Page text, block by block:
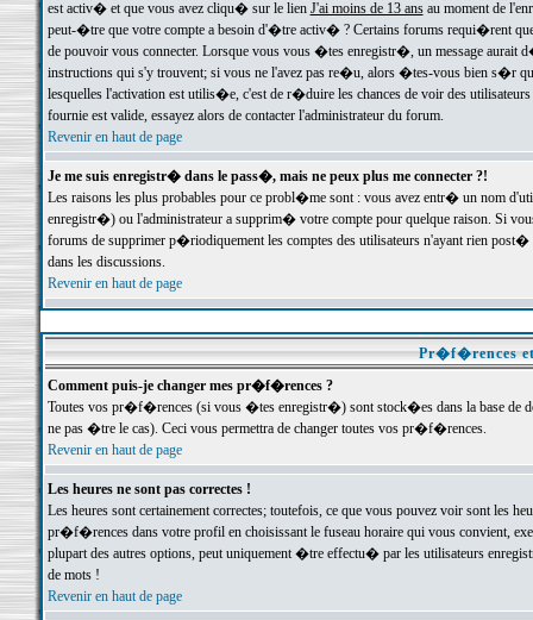
est activ� et que vous avez cliqu� sur le lien J'ai moins de 13 ansau moment de
peut-�tre que votre compte a besoin d'�tre activ� ? Certains forums requi�rent
de pouvoir vous connecter. Lorsque vous vous �tes enregistr�, un message aurait
instructions qui s'y trouvent; si vous ne l'avez pas re�u, alors �tes-vous bien s�r
lesquelles l'activation est utilis�e, c'est de r�duire les chances de voir des
fournie est valide, essayez alors de contacter l'administrateur du forum.
Revenir en haut de page
Je me suis enregistr� dans le pass�, mais ne peux plus me connecter ?!
Les raisons les plus probables pour ce probl�me sont : vous avez entr� un nom
enregistr�) ou l'administrateur a supprim� votre compte pour quelque raison. Si
forums de supprimer p�riodiquement les comptes des utilisateurs n'ayant rien
dans les discussions.
Revenir en haut de page
Pr�f�rences
Comment puis-je changer mes pr�f�rences ?
Toutes vos pr�f�rences (si vous �tes enregistr�) sont stock�es dans la base de
ne pas �tre le cas). Ceci vous permettra de changer toutes vos pr�f�rences.
Revenir en haut de page
Les heures ne sont pas correctes !
Les heures sont certainement correctes; toutefois, ce que vous pouvez voir sont
pr�f�rences dans votre profil en choisissant le fuseau horaire qui vous convient,
plupart des autres options, peut uniquement �tre effectu� par les utilisateurs
de mots !
Revenir en haut de page